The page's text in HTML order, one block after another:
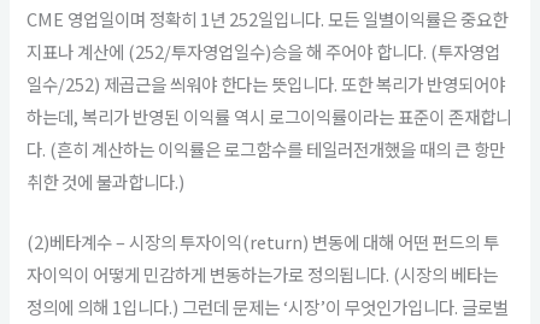
CME 영업일이며 정확히 1년 252일입니다. 모든 일별이익률은 중요한
지표나 계산에 (252/투자영업일수)승을 해 주어야 합니다. (투자영업
일수/252) 제곱근을 씌워야 한다는 뜻입니다. 또한 복리가 반영되어야
하는데, 복리가 반영된 이익률 역시 로그이익률이라는 표준이 존재합니
다. (흔히 계산하는 이익률은 로그함수를 테일러전개했을 때의 큰 항만
취한 것에 불과합니다.)
(2)베타계수 – 시장의 투자이익(return) 변동에 대해 어떤 펀드의 투
자이익이 어떻게 민감하게 변동하는가로 정의됩니다. (시장의 베타는
정의에 의해 1입니다.) 그런데 문제는 ‘시장’이 무엇인가입니다. 글로벌